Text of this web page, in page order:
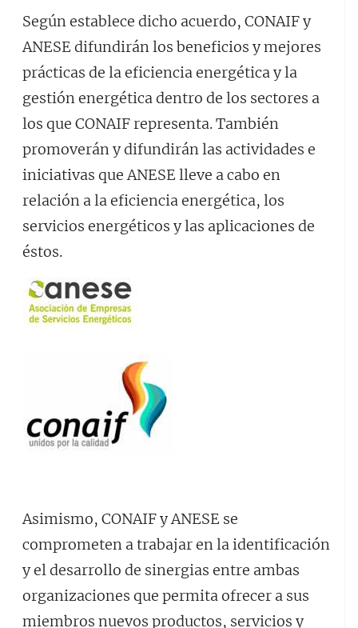
Según establece dicho acuerdo, CONAIF y
ANESE difundirán los beneficios y mejores
prácticas de la eficiencia energética y la
gestión energética dentro de los sectores a
los que CONAIF representa. También
promoverán y difundirán las actividades e
iniciativas que ANESE lleve a cabo en
relación a la eficiencia energética, los
servicios energéticos y las aplicaciones de
éstos.
Asimismo, CONAIF y ANESE se
comprometen a trabajar en la identificación
y el desarrollo de sinergias entre ambas
organizaciones que permita ofrecer a sus
miembros nuevos productos, servicios y